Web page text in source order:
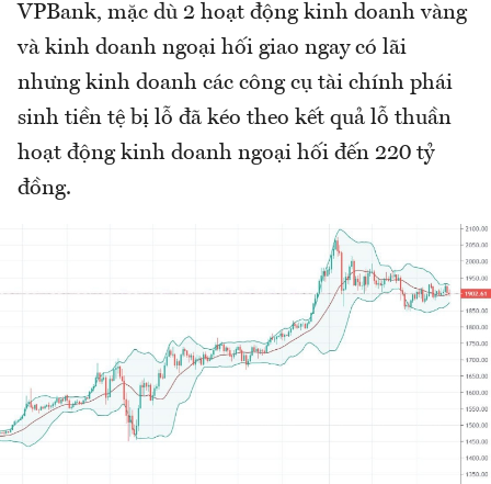
VPBank, mặc dù 2 hoạt động kinh doanh vàng
và kinh doanh ngoại hối giao ngay có lãi
nhưng kinh doanh các công cụ tài chính phái
sinh tiền tệ bị lỗ đã kéo theo kết quả lỗ thuần
hoạt động kinh doanh ngoại hối đến 220 tỷ
đồng.